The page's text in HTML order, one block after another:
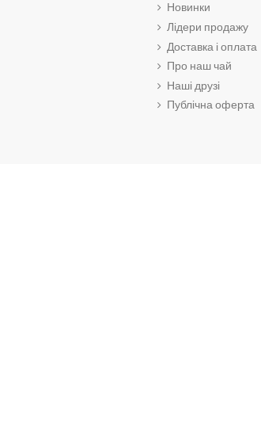
Новинки
Лідери продажу
Доставка і оплата
Про наш чай
Наші друзі
Публічна оферта